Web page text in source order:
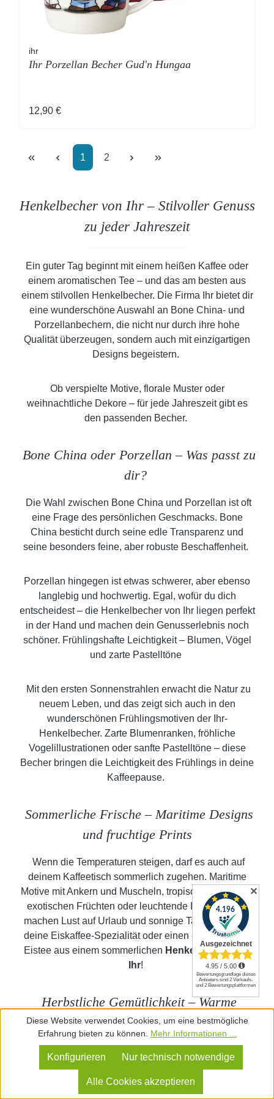
ihr
Ihr Porzellan Becher Gud'n Hungaa
Regulärer Preis:
12,90 €
Seite
1 Seite
2
Henkelbecher von Ihr – Stilvoller Genuss
zu jeder Jahreszeit
Ein guter Tag beginnt mit einem heißen Kaffee oder
einem aromatischen Tee – und das am besten aus
einem stilvollen Henkelbecher. Die Firma Ihr bietet dir
eine wunderschöne Auswahl an Bone China- und
Porzellanbechern, die nicht nur durch ihre hohe
Qualität überzeugen, sondern auch mit einzigartigen
Designs begeistern.
Ob verspielte Motive, florale Muster oder
weihnachtliche Dekore – für jede Jahreszeit gibt es
den passenden Becher.
Bone China oder Porzellan – Was passt zu
dir?
Die Wahl zwischen Bone China und Porzellan ist oft
eine Frage des persönlichen Geschmacks. Bone
China besticht durch seine edle Transparenz und
seine besonders feine, aber robuste Beschaffenheit.
Porzellan hingegen ist etwas schwerer, aber ebenso
langlebig und hochwertig. Egal, wofür du dich
entscheidest – die Henkelbecher von Ihr liegen perfekt
in der Hand und machen dein Genusserlebnis noch
schöner. Frühlingshafte Leichtigkeit – Blumen, Vögel
und zarte Pastelltöne
Mit den ersten Sonnenstrahlen erwacht die Natur zu
neuem Leben, und das zeigt sich auch in den
wunderschönen Frühlingsmotiven der Ihr-
Henkelbecher. Zarte Blumenranken, fröhliche
Vogelillustrationen oder sanfte Pastelltöne – diese
Becher bringen die Leichtigkeit des Frühlings in deine
Kaffeepause.
Sommerliche Frische – Maritime Designs
und fruchtige Prints
Wenn die Temperaturen steigen, darf es auch auf
deinem Kaffeetisch sommerlich zugehen. Maritime
Motive mit Ankern und Muscheln, tropische Muster mit
exotischen Früchten oder leuchtende Blumenprints
machen Lust auf Urlaub und sonnige Tage. Genieße
deine Eiskaffee-Spezialität oder einen erfrischenden
Eistee aus einem sommerlichen Henkelbecher von
Ihr!
Herbstliche Gemütlichkeit – Warme
Farben und verspielte Muster
werden, sorgt eine Tasse heißer Tee für wohlige
Wärme. Die herbstlichen Henkelbecher von Ihr
verzaubern mit stimmungsvollen Designs: Kürbisse,
Diese Website verwendet Cookies, um eine bestmögliche
Erfahrung bieten zu können. Mehr Informationen ...
Nur technisch notwendige
Konfigurieren
Alle Cookies akzeptieren
✕